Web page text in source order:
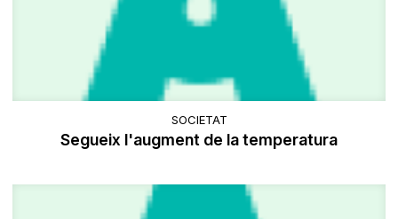
SOCIETAT
Segueix l'augment de la temperatura